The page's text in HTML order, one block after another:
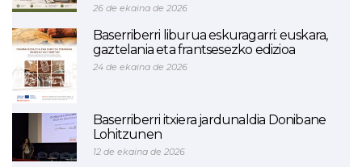
26 de ekaina de 2026
Baserriberri liburua eskuragarri: euskara,
gaztelania eta frantsesezko edizioa
24 de ekaina de 2026
Baserriberri itxiera jardunaldia Donibane
Lohitzunen
12 de ekaina de 2026